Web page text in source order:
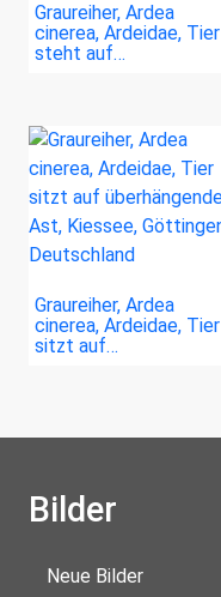
Graureiher, Ardea
cinerea, Ardeidae, Tier
steht auf…
Graureiher, Ardea
cinerea, Ardeidae, Tier
sitzt auf…
Bilder
Neue Bilder